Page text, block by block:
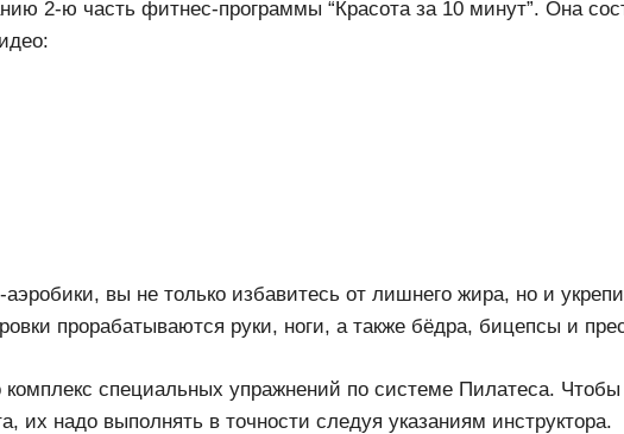
2-ю часть фитнес-программы “Красота за 10 минут”. Она
вы не только избавитесь от лишнего жира, но и
прорабатываются руки, ноги, а также бёдра, бицепсы и
специальных упражнений по системе Пилатеса. Чтобы
их надо выполнять в точности следуя указаниям инструктора.